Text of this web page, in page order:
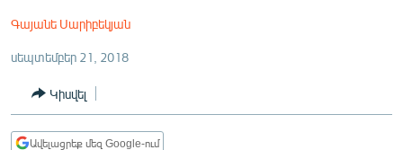
ՊԱՏԵՐԱԶՄԻ 6 ՇԱԲԱԹՆԵՐԸ
Գայանե Սարիբեկյան
սեպտեմբեր 21, 2018
Կիսվել
Ավելացրեք մեզ Google-ում